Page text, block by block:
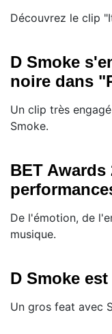
Découvrez le clip
D Smoke
noire dans
Un clip très
Smoke.
BET
De l'émotion, de
musique.
D Smoke
Un gros feat avec